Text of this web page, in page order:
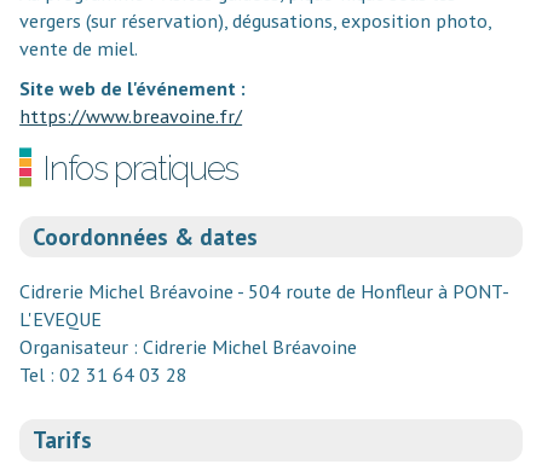
vergers (sur réservation), dégusations, exposition photo,
vente de miel.
Site web de l'événement :
https://www.breavoine.fr/
Infos pratiques
Coordonnées & dates
Cidrerie Michel Bréavoine - 504 route de Honfleur à PONT-
L'EVEQUE
Organisateur : Cidrerie Michel Bréavoine
Tel : 02 31 64 03 28
Tarifs